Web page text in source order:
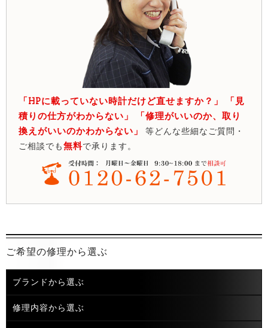
「HPに載っていない時計だけど直せますか？」 「見
積りの仕方がわからない」 「修理がいいのか、取り
換えがいいのかわからない」
等どんな些細なご質問・
ご相談でも無料で承ります。
ご希望の修理から選ぶ
ブランドから選ぶ
修理内容から選ぶ